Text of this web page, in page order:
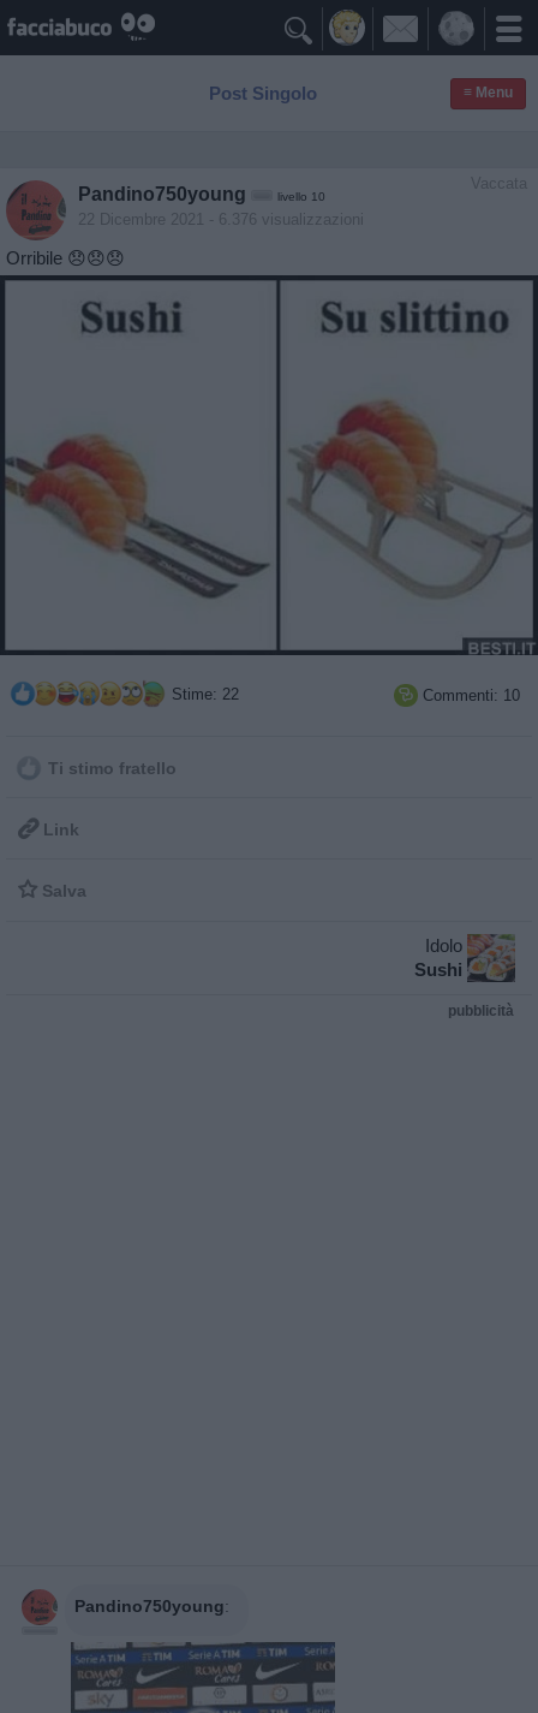

Post Singolo ≡ Menu
Vaccata
Pandino750young livello 10
22 Dicembre 2021 - 6.376 visualizzazioni
Orribile 😞😞😞
Stime: 22  Commenti: 10
Ti stimo fratello
 Link
 Salva
Idolo
Sushi
pubblicità
Pandino750young: